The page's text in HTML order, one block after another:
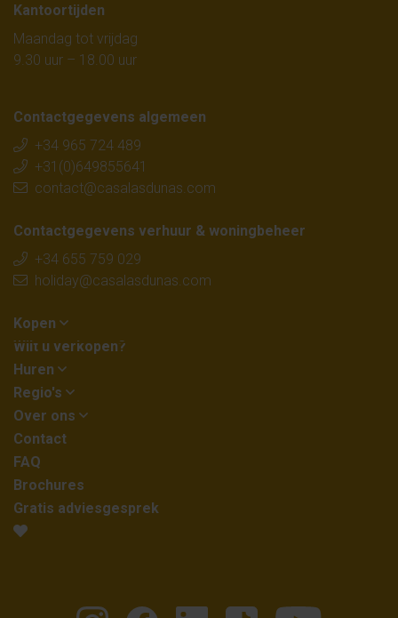
Kantoortijden
Maandag tot vrijdag
9.30 uur – 18.00 uur
Contactgegevens algemeen
+34 965 724 489
+31(0)649855641
contact@casalasdunas.com
Contactgegevens verhuur & woningbeheer
+34 655 759 029
holiday@casalasdunas.com
Kopen
Wilt u verkopen?
Huren
Regio's
Over ons
Contact
FAQ
Brochures
Gratis adviesgesprek